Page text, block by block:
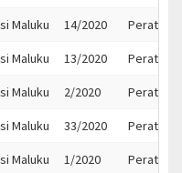
Maluku 14/2020 Peraturan
Maluku 13/2020 Peraturan
Maluku 2/2020 Peraturan
Maluku 33/2020 Peraturan
Maluku 1/2020 Peraturan